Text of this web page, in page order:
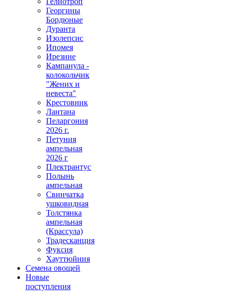
Георгины
Бордюные
Дуранта
Изолепсис
Ипомея
Ирезине
Кампанула -
колокольчик
"Жених и
невеста"
Крестовник
Лантана
Пеларгония
2026 г.
Петуния
ампельная
2026 г
Плектрантус
Полынь
ампельная
Свинчатка
ушковидная
Толстянка
ампельная
(Крассула)
Традесканция
Фуксия
Хауттюйния
Семена овощей
Новые
поступления